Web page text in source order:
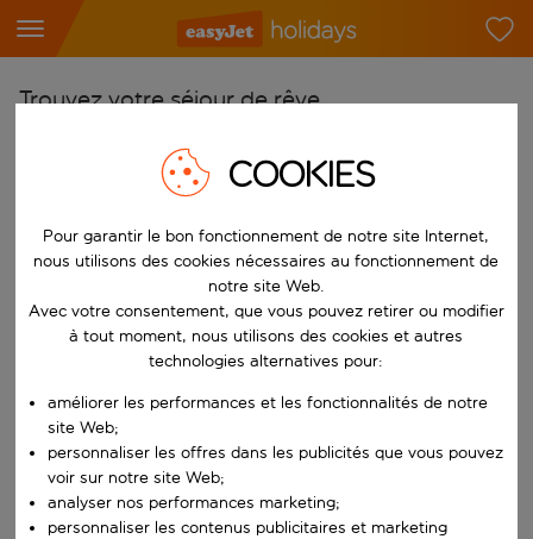
Trouvez votre séjour de rêve
Commencez à taper pour la saisie automatique. Lorsque les
Choisissez votre aéroport
Commencez à taper pour la saisie automatique. Lorsque les
Choisissez votre destination
Vers
Choisissez vos dates
Quand
Qui
Rechercher
COOKIES
Pour garantir le bon fonctionnement de notre site Internet,
nous utilisons des cookies nécessaires au fonctionnement de
notre site Web.
Avec votre consentement, que vous pouvez retirer ou modifier
à tout moment, nous utilisons des cookies et autres
technologies alternatives pour:
améliorer les performances et les fonctionnalités de notre
site Web;
personnaliser les offres dans les publicités que vous pouvez
voir sur notre site Web;
analyser nos performances marketing;
personnaliser les contenus publicitaires et marketing